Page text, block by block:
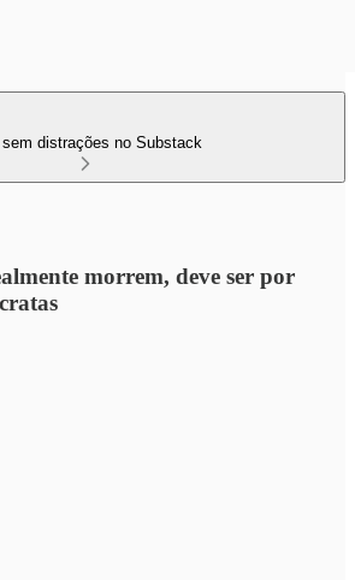
sem distrações no Substack
morrem, deve ser por